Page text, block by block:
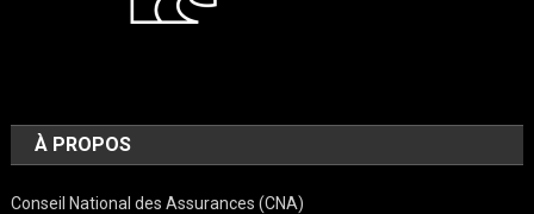
À PROPOS
Conseil National des Assurances (CNA)